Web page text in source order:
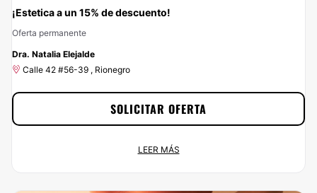
-15%
¡Estetica a un 15% de descuento!
Oferta permanente
Dra. Natalia Elejalde
Calle 42 #56-39 , Rionegro
SOLICITAR OFERTA
LEER MÁS